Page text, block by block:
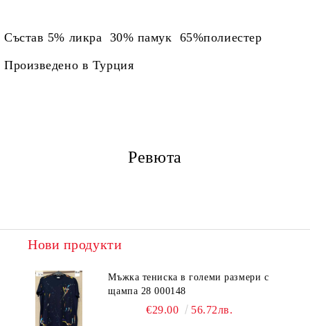
Състав 5% ликра 30% памук 65%полиестер
Произведено в Турция
Ревюта
Нови продукти
Мъжка тениска в големи размери с
щампа 28 000148
€29.00 56.72лв.